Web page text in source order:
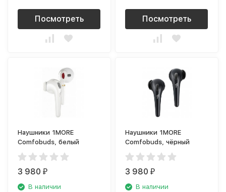
Посмотреть Посмотреть
Наушники 1MORE
Comfobuds, белый
3 980₽
В наличии
Наушники 1MORE
Comfobuds, чёрный
3 980₽
В наличии